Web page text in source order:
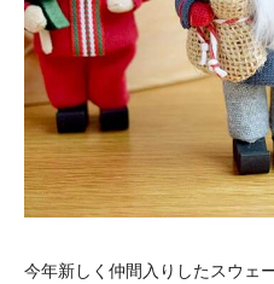
今年新しく仲間入りしたスウェ